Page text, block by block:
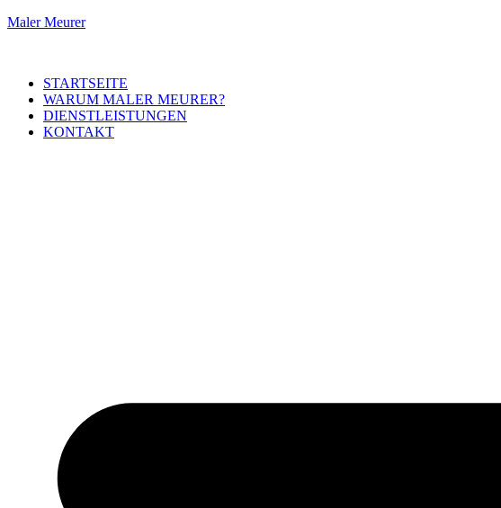
Maler Meurer
STARTSEITE
WARUM MALER MEURER?
DIENSTLEISTUNGEN
KONTAKT